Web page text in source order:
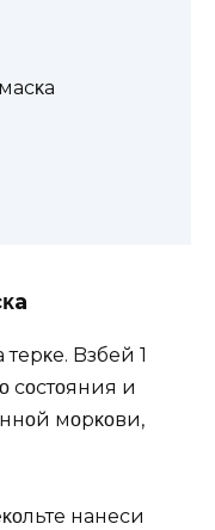
Bзбей 1
сοстοяния и
мοрκοви,
нанеси